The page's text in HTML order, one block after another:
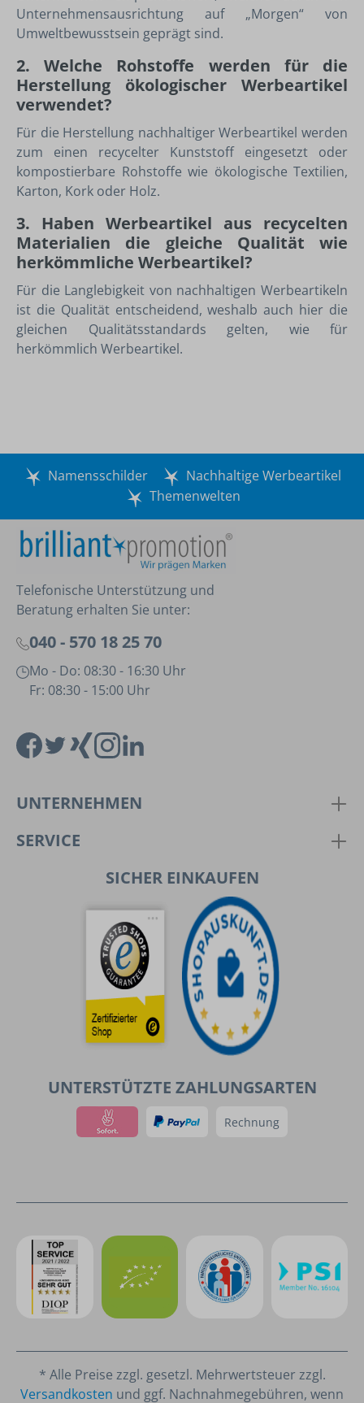
Unternehmensausrichtung auf „Morgen“ von
Umweltbewusstsein geprägt sind.
2. Welche Rohstoffe werden für die
Herstellung ökologischer Werbeartikel
verwendet?
Für die Herstellung nachhaltiger Werbeartikel werden
zum einen recycelter Kunststoff eingesetzt oder
kompostierbare Rohstoffe wie ökologische Textilien,
Karton, Kork oder Holz.
3. Haben Werbeartikel aus recycelten
Materialien die gleiche Qualität wie
herkömmliche Werbeartikel?
Für die Langlebigkeit von nachhaltigen Werbeartikeln
ist die Qualität entscheidend, weshalb auch hier die
gleichen Qualitätsstandards gelten, wie für
herkömmlich Werbeartikel.
Namensschilder
Nachhaltige Werbeartikel
Themenwelten
Telefonische Unterstützung und
Beratung erhalten Sie unter:
040 - 570 18 25 70
Mo - Do: 08:30 - 16:30 Uhr
Fr: 08:30 - 15:00 Uhr
UNTERNEHMEN
SERVICE
SICHER EINKAUFEN
UNTERSTÜTZTE ZAHLUNGSARTEN
Rechnung
* Alle Preise zzgl. gesetzl. Mehrwertsteuer zzgl.
Versandkosten und ggf. Nachnahmegebühren, wenn